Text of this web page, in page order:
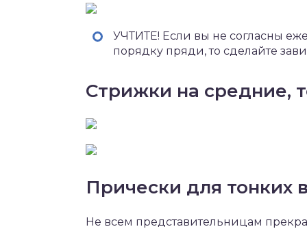
УЧТИТЕ! Если вы не согласны
порядку пряди, то сделайте
Стрижки на средние,
Прически для тонких
Не всем представительницам